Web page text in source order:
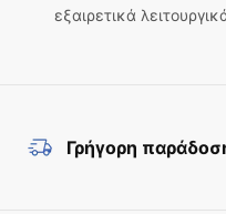
εξαιρετικά
Γρήγορη